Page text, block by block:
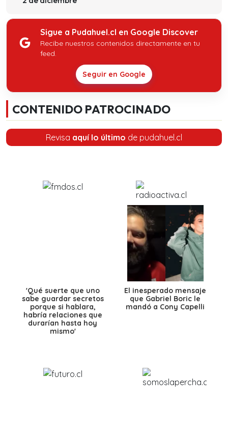
Sigue a Pudahuel.cl en Google Discover
Recibe nuestros contenidos directamente en tu
feed.
Seguir en Google
CONTENIDO PATROCINADO
Revisa aquí lo último de pudahuel.cl
'Qué suerte que uno
sabe guardar secretos
porque si hablara,
habría relaciones que
durarían hasta hoy
mismo'
El inesperado mensaje
que Gabriel Boric le
mandó a Cony Capelli